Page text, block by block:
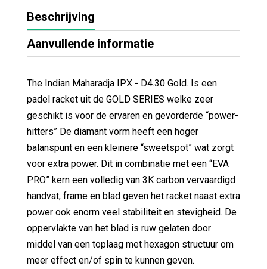
Beschrijving
Aanvullende informatie
The Indian Maharadja IPX - D4.30 Gold. Is een
padel racket uit de GOLD SERIES welke zeer
geschikt is voor de ervaren en gevorderde “power-
hitters” De diamant vorm heeft een hoger
balanspunt en een kleinere “sweetspot” wat zorgt
voor extra power. Dit in combinatie met een “EVA
PRO” kern een volledig van 3K carbon vervaardigd
handvat, frame en blad geven het racket naast extra
power ook enorm veel stabiliteit en stevigheid. De
oppervlakte van het blad is ruw gelaten door
middel van een toplaag met hexagon structuur om
meer effect en/of spin te kunnen geven.